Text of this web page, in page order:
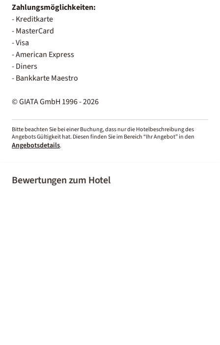
Zahlungsmöglichkeiten:
- Kreditkarte
- MasterCard
- Visa
- American Express
- Diners
- Bankkarte Maestro
© GIATA GmbH 1996 - 2026
Bitte beachten Sie bei einer Buchung, dass nur die Hotelbeschreibung des
Angebots Gültigkeit hat. Diesen finden Sie im Bereich “Ihr Angebot” in den
Angebotsdetails.
Bewertungen zum Hotel